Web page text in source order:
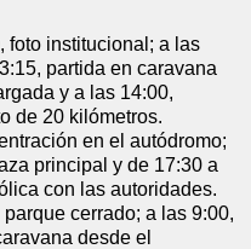
foto institucional; a las
partida en caravana
y a las 14:00,
de 20 kilómetros.
en el autódromo;
principal y de 17:30 a
con las autoridades.
cerrado; a las 9:00,
desde el